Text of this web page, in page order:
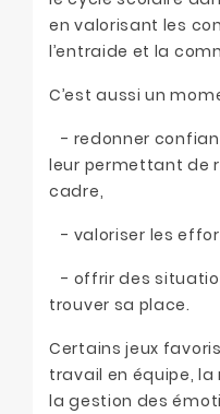
en valorisant les
l’entraide et la
C’est aussi un
- redonner
leur permettant de
cadre,
- valoriser les
- offrir des
trouver sa place.
Certains jeux
travail en équipe, la
la gestion des